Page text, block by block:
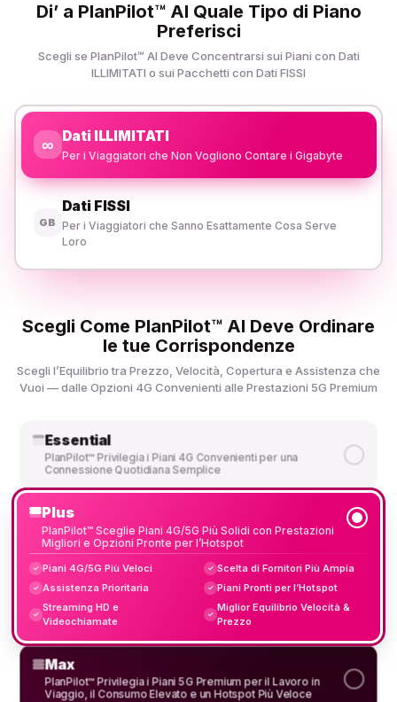
Di’ a PlanPilot™ AI Quale Tipo di Piano
Preferisci
Scegli se PlanPilot™ AI Deve Concentrarsi sui Piani con Dati
ILLIMITATI o sui Pacchetti con Dati FISSI
∞ Dati ILLIMITATI
Per i Viaggiatori che Non Vogliono Contare i Gigabyte
GB
Dati FISSI
Per i Viaggiatori che Sanno Esattamente Cosa Serve
Loro
Scegli Come PlanPilot™ AI Deve Ordinare
le tue Corrispondenze
Scegli l’Equilibrio tra Prezzo, Velocità, Copertura e Assistenza che
Vuoi — dalle Opzioni 4G Convenienti alle Prestazioni 5G Premium
Essential
PlanPilot™ Privilegia i Piani 4G Convenienti per una
Connessione Quotidiana Semplice
Plus
PlanPilot™ Sceglie Piani 4G/5G Più Solidi con Prestazioni
Migliori e Opzioni Pronte per l’Hotspot
✓ Piani 4G/5G Più Veloci ✓ Scelta di Fornitori Più Ampia
✓ Assistenza Prioritaria ✓ Piani Pronti per l’Hotspot
✓
Streaming HD e
Videochiamate
✓
Miglior Equilibrio Velocità &
Prezzo
Max
PlanPilot™ Privilegia i Piani 5G Premium per il Lavoro in
Viaggio, il Consumo Elevato e un Hotspot Più Veloce